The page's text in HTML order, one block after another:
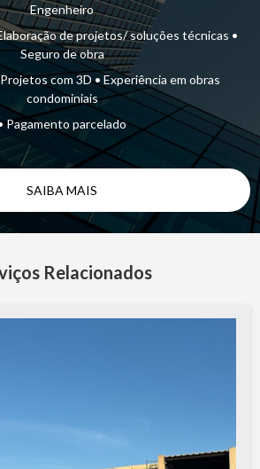
Engenheiro
de projetos/ soluções técnicas •
Seguro de obra
com 3D • Experiência em obras
condominiais
Pagamento parcelado
SAIBA MAIS
Relacionados